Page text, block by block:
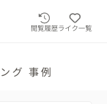
閲覧履歴ライク一覧
グ 事例